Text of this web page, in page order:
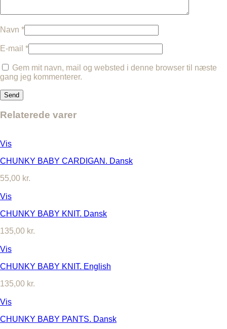
Navn *
E-mail *
Gem mit navn, mail og websted i denne browser til næste
gang jeg kommenterer.
Relaterede varer
Vis
CHUNKY BABY CARDIGAN. Dansk
55,00 kr.
Vis
CHUNKY BABY KNIT. Dansk
135,00 kr.
Vis
CHUNKY BABY KNIT. English
135,00 kr.
Vis
CHUNKY BABY PANTS. Dansk